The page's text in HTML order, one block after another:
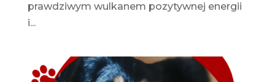
prawdziwym wulkanem pozytywnej energii
i...